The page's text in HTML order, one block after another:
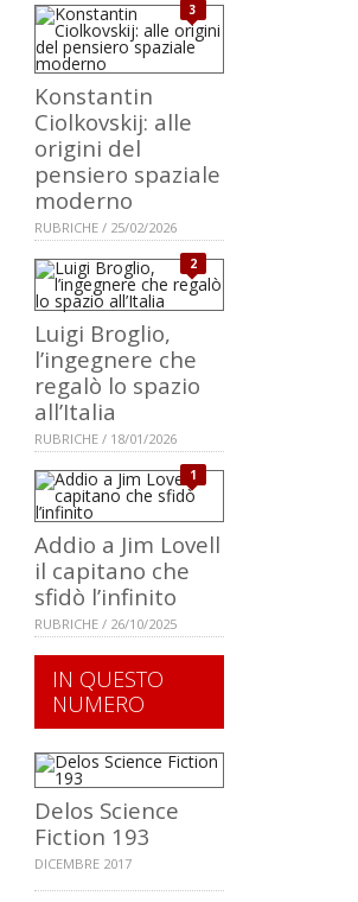
3
Konstantin
Ciolkovskij: alle
origini del
pensiero spaziale
moderno
RUBRICHE / 25/02/2026
2
Luigi Broglio,
l’ingegnere che
regalò lo spazio
all’Italia
RUBRICHE / 18/01/2026
1
Addio a Jim Lovell
il capitano che
sfidò l’infinito
RUBRICHE / 26/10/2025
IN QUESTO
NUMERO
Delos Science
Fiction 193
DICEMBRE 2017